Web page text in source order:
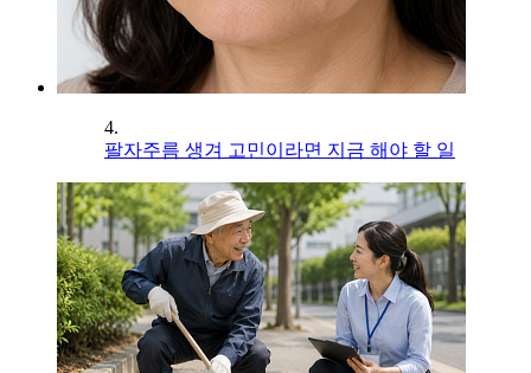
4.
팔자주름 생겨 고민이라면 지금 해야 할 일